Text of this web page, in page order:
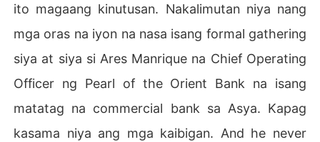
ito magaang kinutusan. Nakalimutan niya nang
mga oras na iyon na nasa isang formal gathering
siya at siya si Ares Manrique na Chief Operating
Officer ng Pearl of the Orient Bank na isang
matatag na commercial bank sa Asya. Kapag
kasama niya ang mga kaibigan. And he never